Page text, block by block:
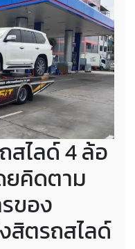
สไลด์ 4 ล้อ
ยคิดตาม
ของ
สิตรถสไลด์